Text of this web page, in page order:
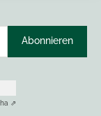
Abonnieren
⇗